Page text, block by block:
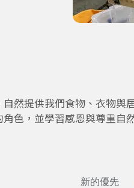
然提供我們食物、衣物與
色，並學習感恩與尊重自
新的優先